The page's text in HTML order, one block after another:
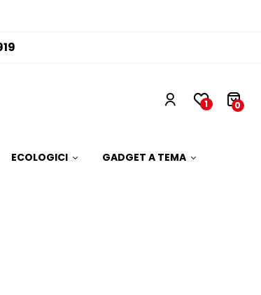
1 0
ECOLOGICI GADGET A TEMA